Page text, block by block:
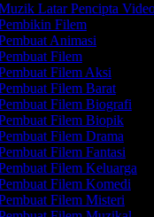
Latar Pencipta Video
Filem
Animasi
Filem
Filem Aksi
Filem Barat
Filem Biografi
Filem Biopik
Filem Drama
Filem Fantasi
Filem Keluarga
Filem Komedi
Filem Misteri